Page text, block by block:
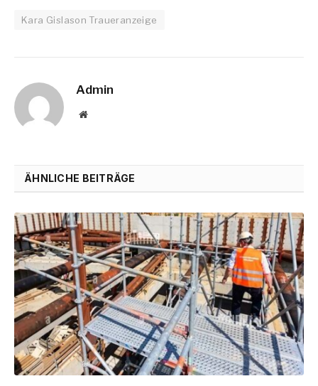
Kara Gislason Traueranzeige
Admin
Website
ÄHNLICHE BEITRÄGE